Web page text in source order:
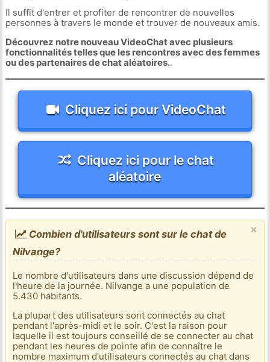
Il suffit d'entrer et profiter de rencontrer de nouvelles
personnes à travers le monde et trouver de nouveaux amis.
Découvrez notre nouveau VideoChat avec plusieurs
fonctionnalités telles que les rencontres avec des femmes
ou des partenaires de chat aléatoires..
Cliquez ici pour VideoChat
Cliquez ici pour le chat
aléatoire
×
Combien d'utilisateurs sont sur le chat de
Nilvange?
Le nombre d'utilisateurs dans une discussion dépend de
l'heure de la journée. Nilvange a une population de
5.430 habitants.
La plupart des utilisateurs sont connectés au chat
pendant l'après-midi et le soir. C'est la raison pour
laquelle il est toujours conseillé de se connecter au chat
pendant les heures de pointe afin de connaître le
nombre maximum d'utilisateurs connectés au chat dans